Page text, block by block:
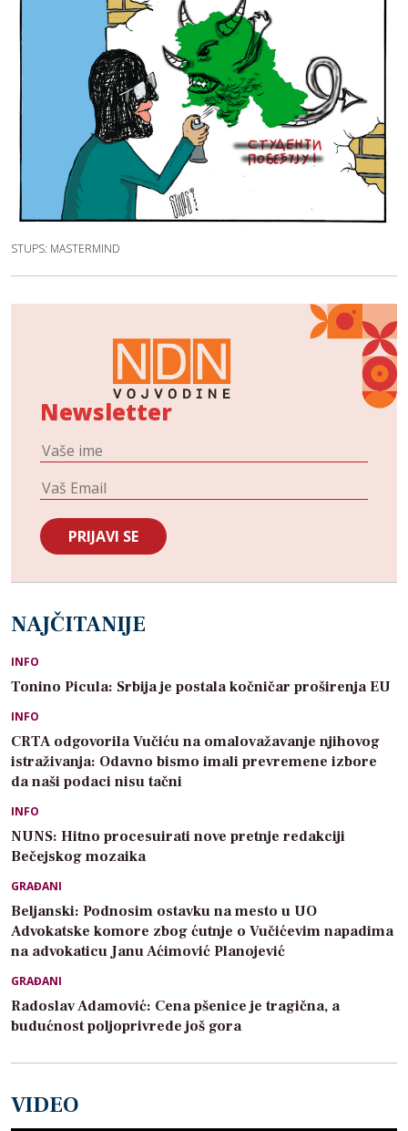
STUPS: MASTERMIND
Newsletter
NAJČITANIJE
INFO
Tonino Picula: Srbija je postala kočničar proširenja EU
INFO
CRTA odgovorila Vučiću na omalovažavanje njihovog
istraživanja: Odavno bismo imali prevremene izbore
da naši podaci nisu tačni
INFO
NUNS: Hitno procesuirati nove pretnje redakciji
Bečejskog mozaika
GRAĐANI
Beljanski: Podnosim ostavku na mesto u UO
Advokatske komore zbog ćutnje o Vučićevim napadima
na advokaticu Janu Aćimović Planojević
GRAĐANI
Radoslav Adamović: Cena pšenice je tragična, a
budućnost poljoprivrede još gora
VIDEO